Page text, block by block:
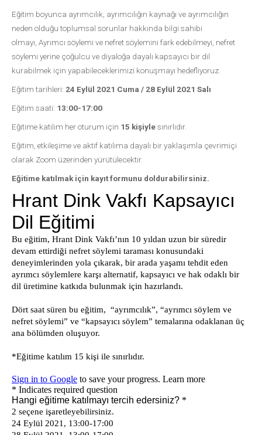
Eğitim boyunca ayrımcılık, ayrımcılığın kaynağı ve ayrımcılığın
neden olduğu toplumsal sorunlar hakkında bilgi sahibi
olmayı, Ayrımcı söylemi ve nefret söylemini fark edebilmeyi, nefret
söylemi yerine çoğulcu ve diyaloğa dayalı kapsayıcı bir dil
kurabilmek için yapabileceklerimizi konuşmayı hedefliyoruz.
Eğitim tarihleri: 24 Eylül 2021 Cuma / 28 Eylül 2021 Salı
Eğitim saati: 13:00-17:00
Eğitime katılım her oturum için 15 kişiylesınırlıdır.
Eğitim, etkileşime ve aktif katılıma dayalı bir yaklaşımla çevrimiçi
olarak Zoom üzerinden yürütülecektir.
Eğitime katılmak için kayıt formunu doldurabilirsiniz.